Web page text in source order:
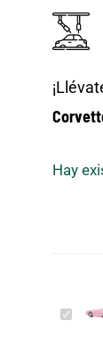
Hay
Barbie